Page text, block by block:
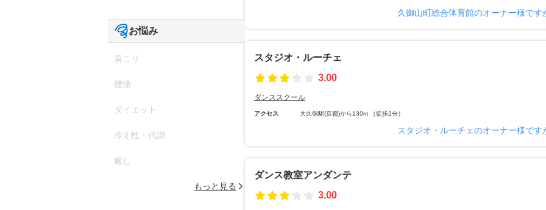
久御山町総合体育館のオーナー様です
スタジオ・ルーチェ
3.00
ダンススクール
アクセス 大久保駅(京都)から130m （徒歩2分）
スタジオ・ルーチェのオーナー様です
ダンス教室アンダンテ
3.00
お悩み
肩こり
腰痛
ダイエット
冷え性・代謝
癒し
もっと見る